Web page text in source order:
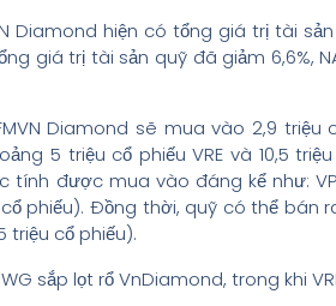
Diamond hiện có tổng giá trị tài
giá trị tài sản quỹ đã giảm 6,6%,
Diamond sẽ mua vào 2,9 triệu
5 triệu cổ phiếu VRE và 10,5
tính được mua vào đáng kể như:
cổ phiếu). Đồng thời, quỹ có thể bán
triệu cổ phiếu).